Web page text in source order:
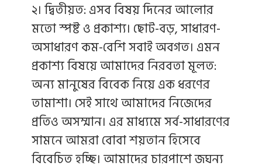
২। দ্বিতীয়ত: এসব বিষয় দিনের আলোর
মতো স্পষ্ট ও প্রকাশ্য। ছোট-বড়, সাধারণ-
অসাধারণ কম-বেশি সবাই অবগত। এমন
প্রকাশ্য বিষয়ে আমাদের নিরবতা মূলত:
অন্য মানুষের বিবেক নিয়ে এক ধরণের
তামাশা। সেই সাথে আমাদের নিজেদের
প্রতিও অসম্মান। এর মাধ্যমে সর্ব-সাধারণের
সামনে আমরা বোবা শয়তান হিসেবে
বিবেচিত হচ্ছি। আমাদের চারপাশে জঘন্য